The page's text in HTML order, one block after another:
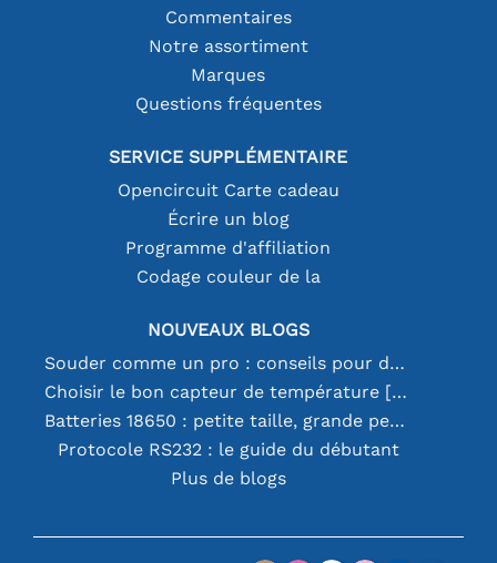
Commentaires
Notre assortiment
Marques
Questions fréquentes
SERVICE SUPPLÉMENTAIRE
Opencircuit Carte cadeau
Écrire un blog
Programme d'affiliation
Codage couleur de la
NOUVEAUX BLOGS
Souder comme un pro : conseils pour des connexions électroniques parfaites
Choisir le bon capteur de température [youtube]
Batteries 18650 : petite taille, grande performance
Protocole RS232 : le guide du débutant
Plus de blogs